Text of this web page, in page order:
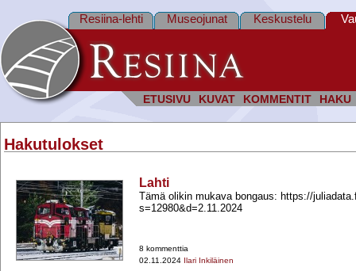
ETUSIVU KUVAT KOMMENTIT HAKU
Resiina-lehti Museojunat Keskustelu
Hakutulokset
Lahti
Tämä olikin mukava bongaus: https://
s=12980&​d=2.11.2024
8 kommenttia
02.11.2024 Ilari Inkiläinen